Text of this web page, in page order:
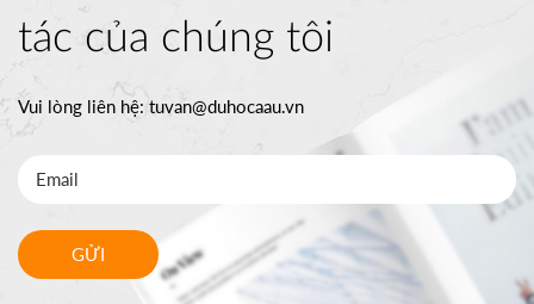
tác của chúng tôi
Vui lòng liên hệ:tuvan@duhocaau.vn
GỬI